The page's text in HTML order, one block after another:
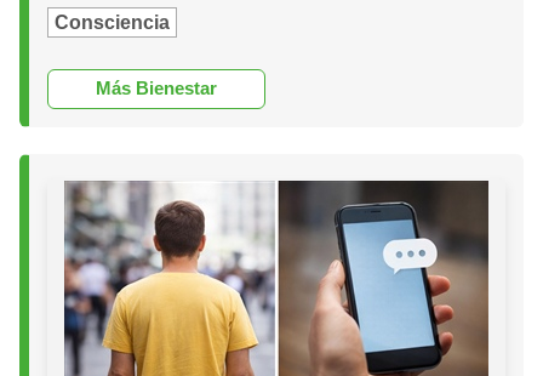
Consciencia
Más Bienestar